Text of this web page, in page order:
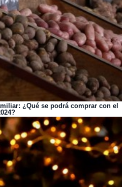
¿Qué se podrá comprar con el